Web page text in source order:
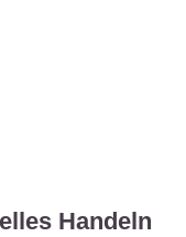
Handeln